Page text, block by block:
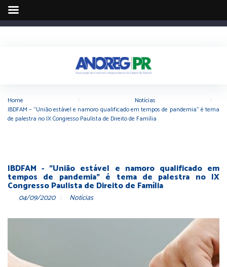
Home Notícias
IBDFAM – “União estável e namoro qualificado em tempos de pandemia” é tema
de palestra no IX Congresso Paulista de Direito de Família
IBDFAM - "União estável e namoro qualificado em
tempos de pandemia" é tema de palestra no IX
Congresso Paulista de Direito de Família
04/09/2020 Notícias